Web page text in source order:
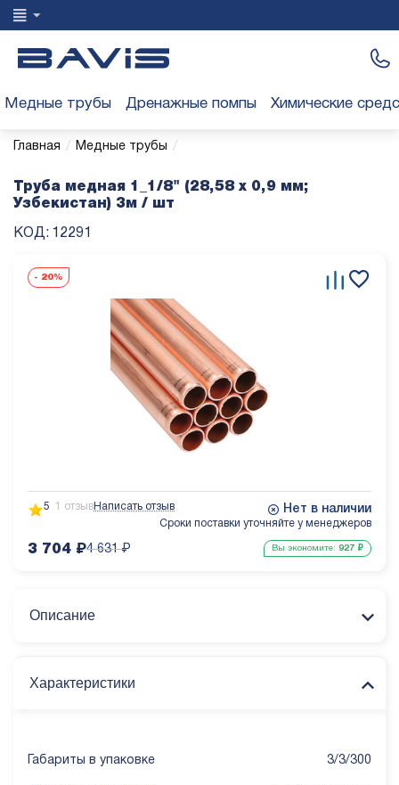
Медные трубы Дренажные помпы Химические
Главная / Медные трубы /
Труба медная 1_1/8" (28,58 х 0,9 мм;
Узбекистан) 3м / шт
КОД: 12291
- 20%
5 1 отзывНаписать отзыв Нет в наличии
Сроки поставки уточняйте у менеджеров
4 631 ₽
3 704 ₽ Вы экономите: 927 ₽
Описание
Характеристики
Габариты в упаковке 3/3/300